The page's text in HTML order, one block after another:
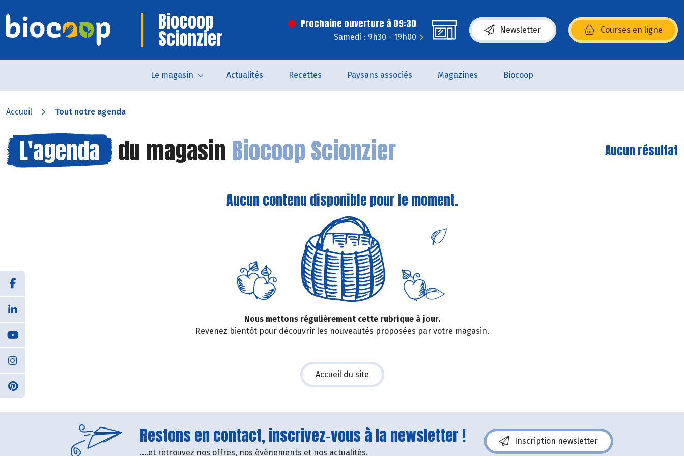
Biocoop
Scionzier
Prochaine ouverture à 09:30
Samedi : 9h30 - 19h00
Newsletter Courses en ligne
(s’ouvre dans une nouvelle fenêtre)
Le magasin Actualités Recettes Paysans associés Magazines Biocoop
Accueil Tout notre agenda
L'agenda du magasin Biocoop Scionzier Aucun résultat
Aucun contenu disponible pour le moment.
Nous mettons régulièrement cette rubrique à jour.
Revenez bientôt pour découvrir les nouveautés proposées par votre magasin.
Accueil du site
Restons en contact, inscrivez-vous à la newsletter !
....et retrouvez nos offres, nos événements et nos actualités.
Inscription newsletter